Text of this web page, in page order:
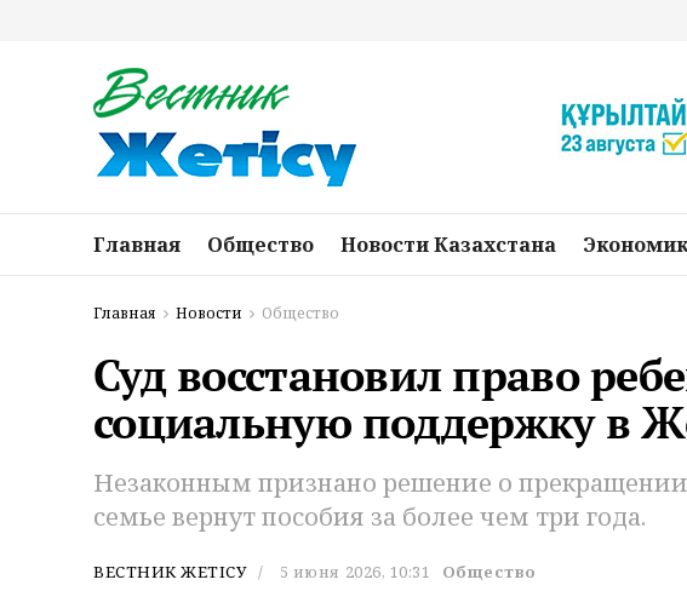
Главная Общество Новости Казахстана
Главная Новости Общество
Суд восстановил право
социальную поддержку в
Незаконным признано решение о прекращении
семье вернут пособия за более чем три года.
ВЕСТНИК ЖЕТІСУ 5 июня 2026, 10:31 Общество